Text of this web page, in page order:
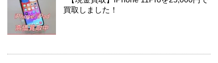
買取しました！